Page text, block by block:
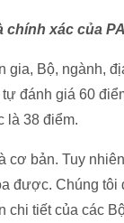
xác của
gia, Bộ, ngành,
đánh giá 60
là 38 điểm.
bản. Tuy
được. Chúng tôi
chi tiết của các